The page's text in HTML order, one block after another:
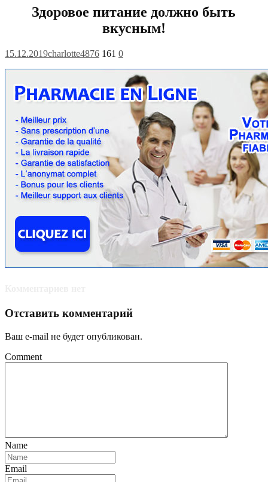
Здоровое питание должно быть
вкусным!
15.12.2019charlotte4876 161 0
Отставить комментарий
Ваш e-mail не будет опубликован.
Comment
Name
Email